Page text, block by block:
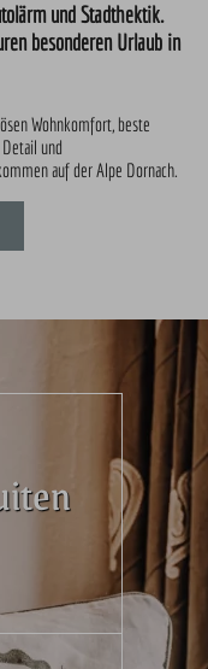
und Stadthektik.
besonderen Urlaub in
Wohnkomfort, beste
und
auf der Alpe Dornach.